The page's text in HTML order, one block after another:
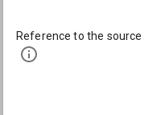
Reference to the source